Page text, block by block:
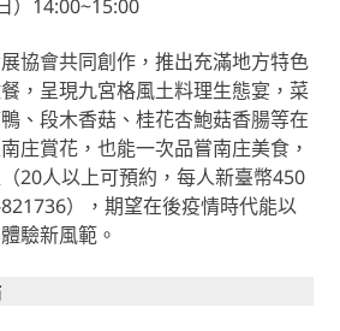
）14:00~15:00
協會共同創作，推出充滿地方特色
，呈現九宮格風土料理生態宴，菜
、段木香菇、桂花杏鮑菇香腸等在
庄賞花，也能一次品嘗南庄美食，
20人以上可預約，每人新臺幣450
），期望在後疫情時代能以
驗新風範。